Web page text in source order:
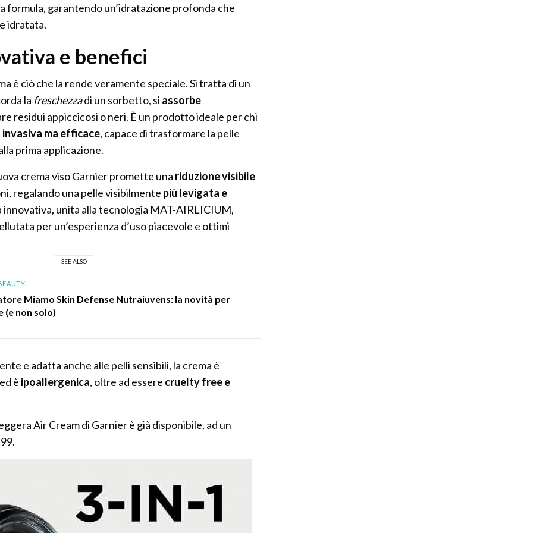
formula, garantendo un’idratazione profonda che
idratata.
e benefici
è ciò che la rende veramente speciale. Si tratta di un
la freschezzadi un sorbetto, si assorbe
residui appiccicosi o neri. È un prodotto ideale per chi
ma efficace, capace di trasformare la pelle
prima applicazione.
crema viso Garnier promette una riduzione visibile
regalando una pelle visibilmente più levigata e
innovativa, unita alla tecnologia MAT-AIRLICIUM,
per un’esperienza d’uso piacevole e ottimi
SEE ALSO
Miamo Skin Defense Nutraiuvens: la novità per
(e non solo)
e adatta anche alle pelli sensibili, la crema è
è ipoallergenica, oltre ad essere cruelty free e
Air Cream di Garnier è già disponibile, ad un